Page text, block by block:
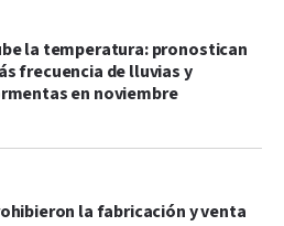
la temperatura: pronostican
frecuencia de lluvias y
en noviembre
la fabricación y venta